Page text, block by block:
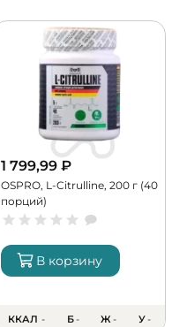
1 799,99 ₽
OSPRO, L-Citrulline, 200 г (40
порций)
В корзину
ККАЛ - Б- Ж- У-